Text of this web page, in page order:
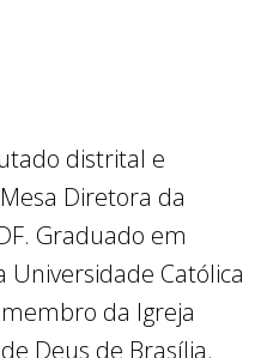
distrital e
Diretora da
Graduado em
Universidade Católica
da Igreja
Deus de Brasília.